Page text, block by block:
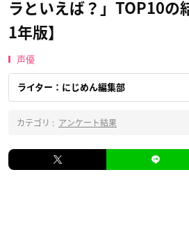
ラといえば？」TOP10の
1年版】
声優
ライター：にじめん編集部
カテゴリ : アンケート結果